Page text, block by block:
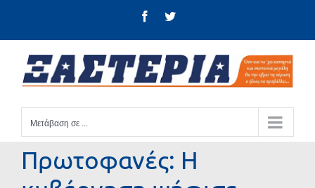
FacebookTwitter
Μετάβαση σε ...
Πρωτοφανές: Η